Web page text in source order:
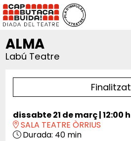
ALMA
Labú Teatre
Finalitzat
dissabte 21 de març|12:00 h
SALA TEATRE ÒRRIUS
Durada: 40 min